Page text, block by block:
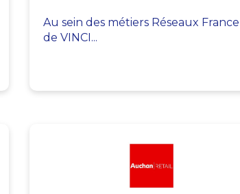
Au sein des métiers Réseaux France
de VINCI...